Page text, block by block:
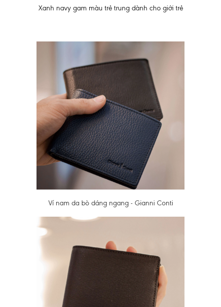
Xanh navy gam màu trẻ trung dành cho giới trẻ
Ví nam da bò dáng ngang - Gianni Conti